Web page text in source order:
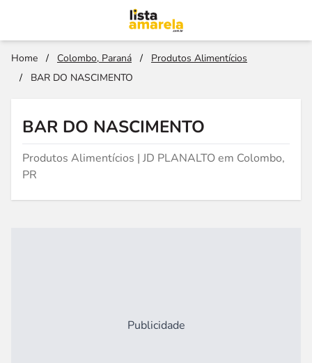
Home / Colombo, Paraná /
Produtos Alimentícios
/
BAR DO NASCIMENTO
BAR DO NASCIMENTO
Produtos Alimentícios | JD PLANALTO em Colombo,
PR
Publicidade